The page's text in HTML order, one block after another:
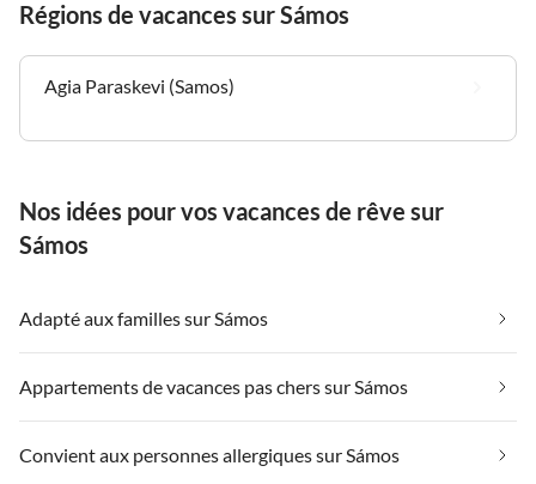
bekommt typische,
Danke!!!
Régions de vacances sur Sámos
Agia Paraskevi (Samos)
Nos idées pour vos vacances de rêve sur
Sámos
Adapté aux familles sur Sámos
Appartements de vacances pas chers sur Sámos
Convient aux personnes allergiques sur Sámos